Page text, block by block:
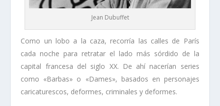
Jean Dubuffet
Como un lobo a la caza, recorría las calles de París
cada noche para retratar el lado más sórdido de la
capital francesa del siglo XX. De ahí nacerían series
como «Barbas» o «Dames», basados en personajes
caricaturescos, deformes, criminales y deformes.